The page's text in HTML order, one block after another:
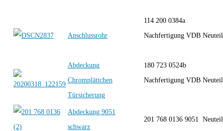
Anschlussrohr
114 200 0384a
Nachfertigung VDB
Abdeckung
Chromplättchen
Türsicherung
180 723 0524b
Nachfertigung VDB
Abdeckung 9051
schwarz
201 768 0136 9051